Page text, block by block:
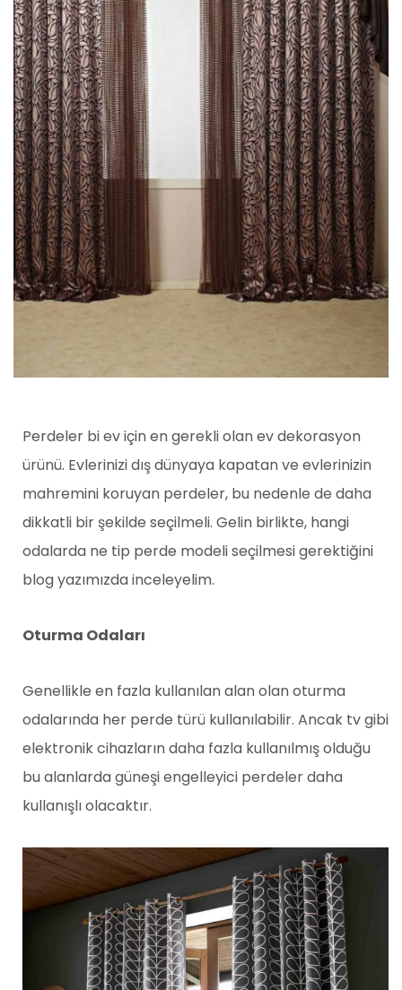
Perdeler bi ev için en gerekli olan ev dekorasyon
ürünü. Evlerinizi dış dünyaya kapatan ve evlerinizin
mahremini koruyan perdeler, bu nedenle de daha
dikkatli bir şekilde seçilmeli. Gelin birlikte, hangi
odalarda ne tip perde modeli seçilmesi gerektiğini
blog yazımızda inceleyelim.
Oturma Odaları
Genellikle en fazla kullanılan alan olan oturma
odalarında her perde türü kullanılabilir. Ancak tv gibi
elektronik cihazların daha fazla kullanılmış olduğu
bu alanlarda güneşi engelleyici perdeler daha
kullanışlı olacaktır.